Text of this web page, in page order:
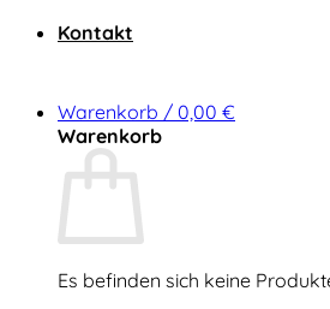
Kontakt
Warenkorb / 0,00 €
Warenkorb
Es befinden sich keine